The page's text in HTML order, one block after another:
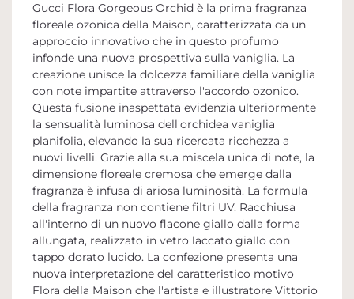
Gucci Flora Gorgeous Orchid è la prima fragranza
floreale ozonica della Maison, caratterizzata da un
approccio innovativo che in questo profumo
infonde una nuova prospettiva sulla vaniglia. La
creazione unisce la dolcezza familiare della vaniglia
con note impartite attraverso l'accordo ozonico.
Questa fusione inaspettata evidenzia ulteriormente
la sensualità luminosa dell'orchidea vaniglia
planifolia, elevando la sua ricercata ricchezza a
nuovi livelli. Grazie alla sua miscela unica di note, la
dimensione floreale cremosa che emerge dalla
fragranza è infusa di ariosa luminosità. La formula
della fragranza non contiene filtri UV. Racchiusa
all'interno di un nuovo flacone giallo dalla forma
allungata, realizzato in vetro laccato giallo con
tappo dorato lucido. La confezione presenta una
nuova interpretazione del caratteristico motivo
Flora della Maison che l'artista e illustratore Vittorio